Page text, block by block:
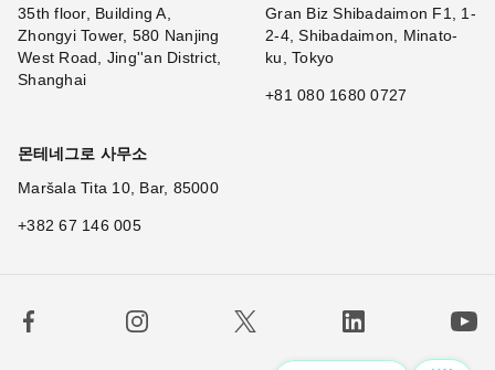
35th floor, Building A,
Zhongyi Tower, 580 Nanjing
West Road, Jing''an District,
Shanghai
Gran Biz Shibadaimon F1, 1-
2-4, Shibadaimon, Minato-
ku, Tokyo
+81 080 1680 0727
몬테네그로 사무소
Maršala Tita 10, Bar, 85000
+382 67 146 005